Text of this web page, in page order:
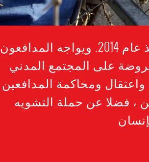
هناك حملة قمع قاسية على المجتمع المدني في مصر منذ عام 2014. ويواجه المدافعون
على المجتمع المدني
ومحاكمة المدافعين
، فضلا عن حملة التشويه